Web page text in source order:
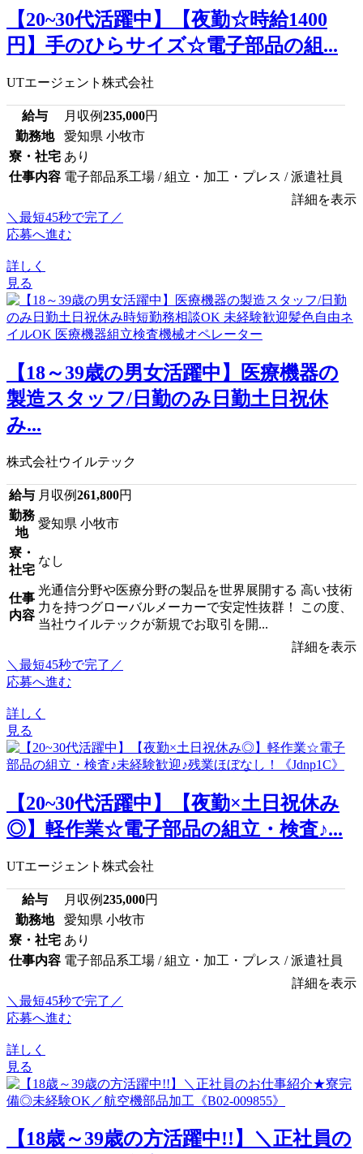
【20~30代活躍中】【夜勤☆時給1400
円】手のひらサイズ☆電子部品の組...
UTエージェント株式会社
給与 月収例235,000円
勤務地
愛知県 小牧市
寮・社宅 あり
仕事内容 電子部品系工場 / 組立・加工・プレス / 派遣社員
詳細を表示
＼最短45秒で完了／
応募へ進む
詳しく
見る
【18～39歳の男女活躍中】医療機器の
製造スタッフ/日勤のみ日勤土日祝休
み...
株式会社ウイルテック
給与 月収例261,800円
勤務
地
愛知県 小牧市
寮・
社宅
なし
仕事
内容
光通信分野や医療分野の製品を世界展開する 高い技術
力を持つグローバルメーカーで安定性抜群！ この度、
当社ウイルテックが新規でお取引を開...
詳細を表示
＼最短45秒で完了／
応募へ進む
詳しく
見る
【20~30代活躍中】【夜勤×土日祝休み
◎】軽作業☆電子部品の組立・検査♪...
UTエージェント株式会社
給与 月収例235,000円
勤務地
愛知県 小牧市
寮・社宅 あり
仕事内容 電子部品系工場 / 組立・加工・プレス / 派遣社員
詳細を表示
＼最短45秒で完了／
応募へ進む
詳しく
見る
【18歳～39歳の方活躍中!!】＼正社員の